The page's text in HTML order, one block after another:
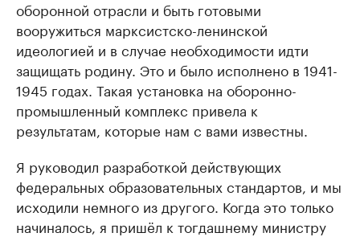
оборонной отрасли и быть готовыми
вооружиться марксистско-ленинской
идеологией и в случае необходимости идти
защищать родину. Это и было исполнено в 1941-
1945 годах. Такая установка на оборонно-
промышленный комплекс привела к
результатам, которые нам с вами известны.
Я руководил разработкой действующих
федеральных образовательных стандартов, и мы
исходили немного из другого. Когда это только
начиналось, я пришёл к тогдашнему министру